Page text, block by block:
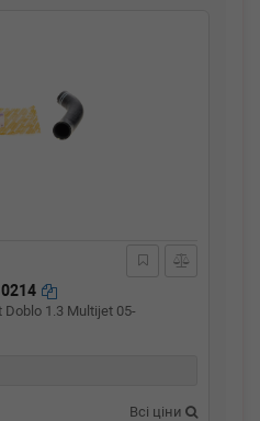
Doblo 1.3 Multijet 05-
Всі ціни